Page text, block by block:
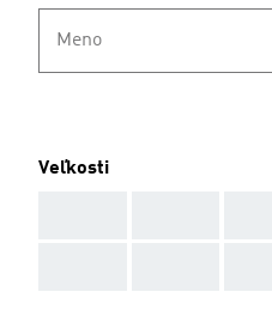
Meno
Veľkosti